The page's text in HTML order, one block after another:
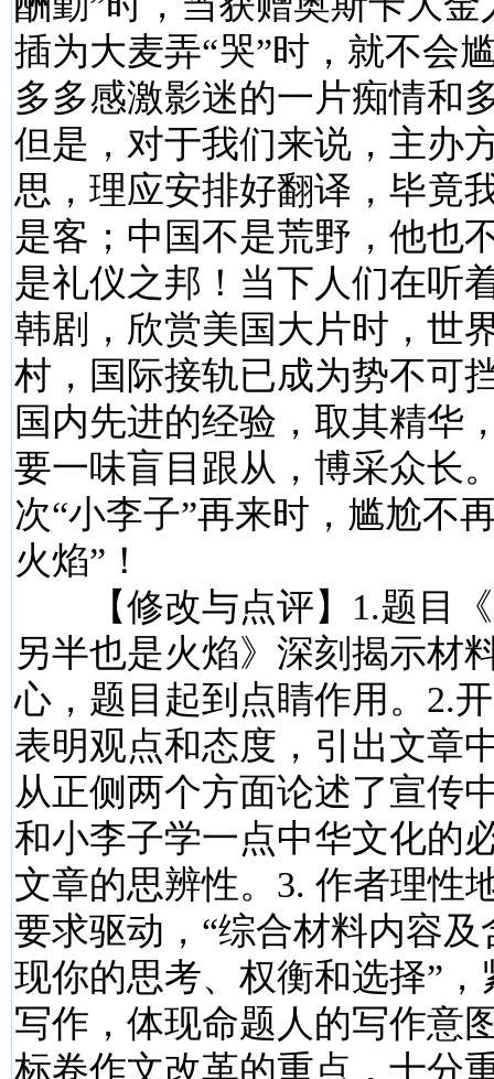
插为大麦弄“哭”时，就不会
多多感激影迷的一片痴情和
但是，对于我们来说，主办
思，理应安排好翻译，毕竟
是客；中国不是荒野，他也
是礼仪之邦！当下人们在听
韩剧，欣赏美国大片时，世
村，国际接轨已成为势不可
国内先进的经验，取其精华
要一味盲目跟从，博采众长
次“小李子”再来时，尴尬不
火焰”！
【修改与点评】1.题目《
另半也是火焰》深刻揭示材
心，题目起到点睛作用。2.
表明观点和态度，引出文章
从正侧两个方面论述了宣传
和小李子学一点中华文化的
文章的思辨性。3. 作者理性
要求驱动，“综合材料内容
现你的思考、权衡和选择”
写作，体现命题人的写作意
标卷作文改革的重点，十分